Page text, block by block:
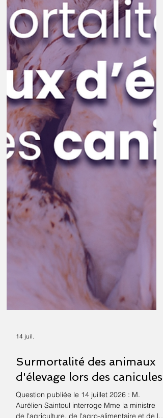
14 juil.
Surmortalité des animaux
d'élevage lors des canicules